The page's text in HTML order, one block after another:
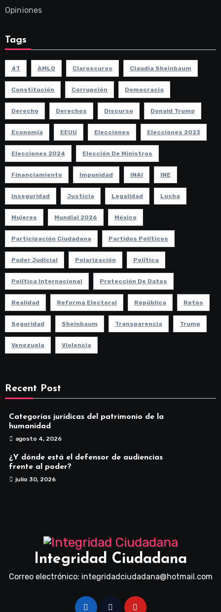
Opiniones
Tags
4T AMLO Claroscuros Claudia Sheinbaum
Constitución Corrupción Democracia
Derecho Derechos Discurso Donald Trump
Economía EEUU Elecciones Elecciones 2023
Elecciones 2024 Elección De Ministros
Financiamiento Impunidad INAI INE
Inseguridad Justicia Legalidad Lucha
Mujeres Mundial 2026 México
Participación Ciudadana Partidos Políticos
Poder Judicial Polarización Política
Política Internacional Protección De Datos
Realidad Reforma Electoral República Retos
Seguridad Sheinbaum Transparencia Trump
Venezuela Violencia
Recent Post
Categorías jurídicas del patrimonio de la
humanidad
agosto 4, 2026
¿Y dónde está el defensor de audiencias
frente al poder?
julio 30, 2026
Integridad Ciudadana
Correo electrónico: integridadciudadana@hotmail.com